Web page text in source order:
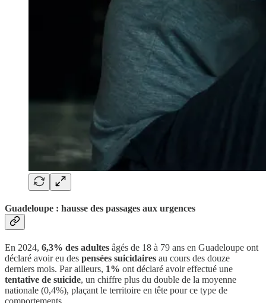
Guadeloupe : hausse des passages aux urgences
En 2024, 6,3% des adultes âgés de 18 à 79 ans en Guadeloupe ont
déclaré avoir eu des pensées suicidaires au cours des douze
derniers mois. Par ailleurs, 1% ont déclaré avoir effectué une
tentative de suicide, un chiffre plus du double de la moyenne
nationale (0,4%), plaçant le territoire en tête pour ce type de